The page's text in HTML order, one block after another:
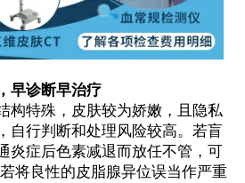
诊断早治疗
特殊，皮肤较为娇嫩，且隐私
自行判断和处理风险较高。若盲
炎症后色素减退而放任不管，可
将良性的皮脂腺异位误当作严重